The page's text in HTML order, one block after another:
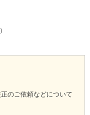
のご依頼などについて